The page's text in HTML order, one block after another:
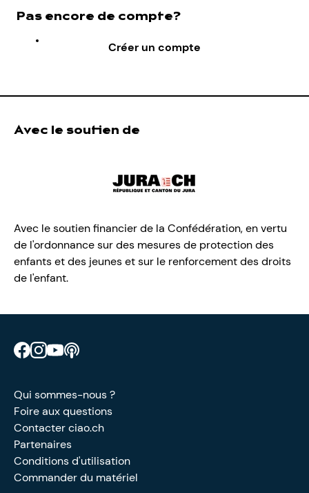
Pas encore de compte?
Créer un compte
Avec le soutien de
Avec le soutien financier de la Confédération, en vertu
de l'ordonnance sur des mesures de protection des
enfants et des jeunes et sur le renforcement des droits
de l'enfant.
Retrouve CIAO sur Facebook
Retrouve CIAO sur Instagram
Retrouve CIAO sur YouTube
Qui sommes-nous ?
Foire aux questions
Contacter ciao.ch
Partenaires
Conditions d'utilisation
Commander du matériel